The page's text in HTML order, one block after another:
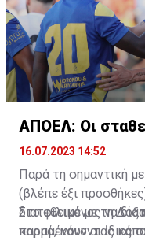
ΑΠΟΕΛ: Οι
16.07.2023 14:52
Παρά τη σημαντική
(βλέπε έξι
διατεθειμένος να
κορμό, κάνοντας
Στο φιλικό με τη
παραμένουν οι ίδιες